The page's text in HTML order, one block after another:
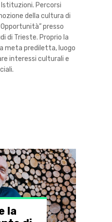
Istituzioni. Percorsi
della cultura di
presso
di Trieste. Proprio la
meta prediletta, luogo
interessi culturali e
la